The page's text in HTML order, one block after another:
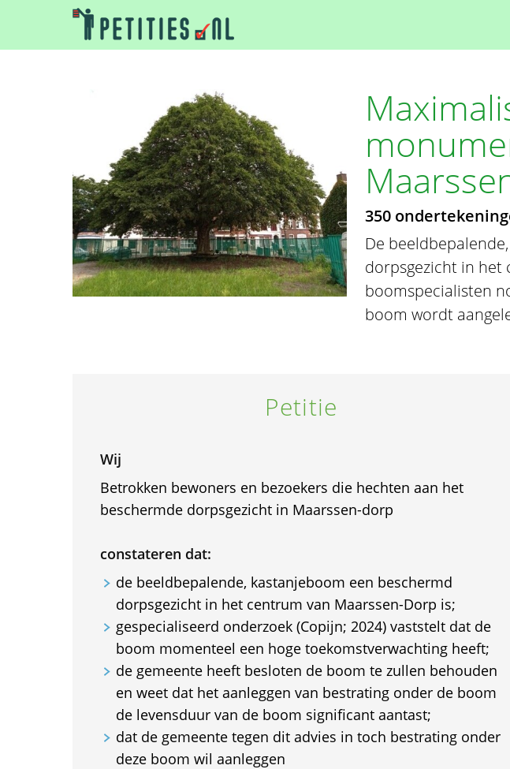
350
De
dorpsgezicht in het
boomspecialisten
boom wordt
Petitie
Wij
Betrokken bewoners en bezoekers die hechten aan het
beschermde dorpsgezicht in Maarssen-dorp
constateren dat:
de beeldbepalende, kastanjeboom een beschermd
dorpsgezicht in het centrum van Maarssen-Dorp is;
gespecialiseerd onderzoek (Copijn; 2024) vaststelt dat de
boom momenteel een hoge toekomstverwachting heeft;
de gemeente heeft besloten de boom te zullen behouden
en weet dat het aanleggen van bestrating onder de boom
de levensduur van de boom significant aantast;
dat de gemeente tegen dit advies in toch bestrating onder
deze boom wil aanleggen